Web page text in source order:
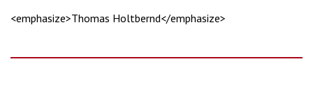
<emphasize>Thomas Holtbernd</emphasize>